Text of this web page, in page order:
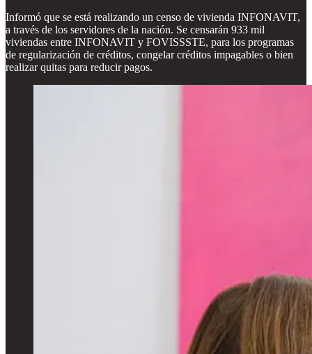
Informó que se está realizando un censo de vivienda INFONAVIT,
a través de los servidores de la nación. Se censarán 933 mil
viviendas entre INFONAVIT y FOVISSSTE, para los programas
de regularización de créditos, congelar créditos impagables o bien
realizar quitas para reducir pagos.